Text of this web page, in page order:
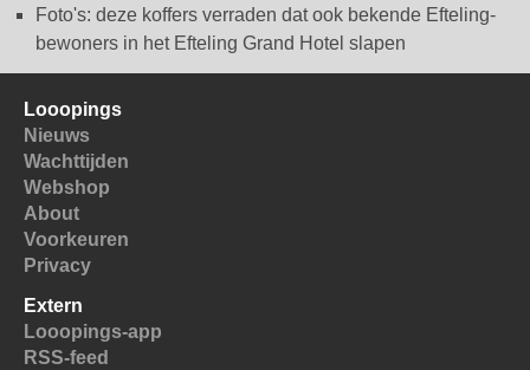
Foto's: deze koffers verraden dat ook bekende Efteling-
bewoners in het Efteling Grand Hotel slapen
Looopings
Nieuws
Wachttijden
Webshop
About
Voorkeuren
Privacy
Extern
Looopings-app
RSS-feed